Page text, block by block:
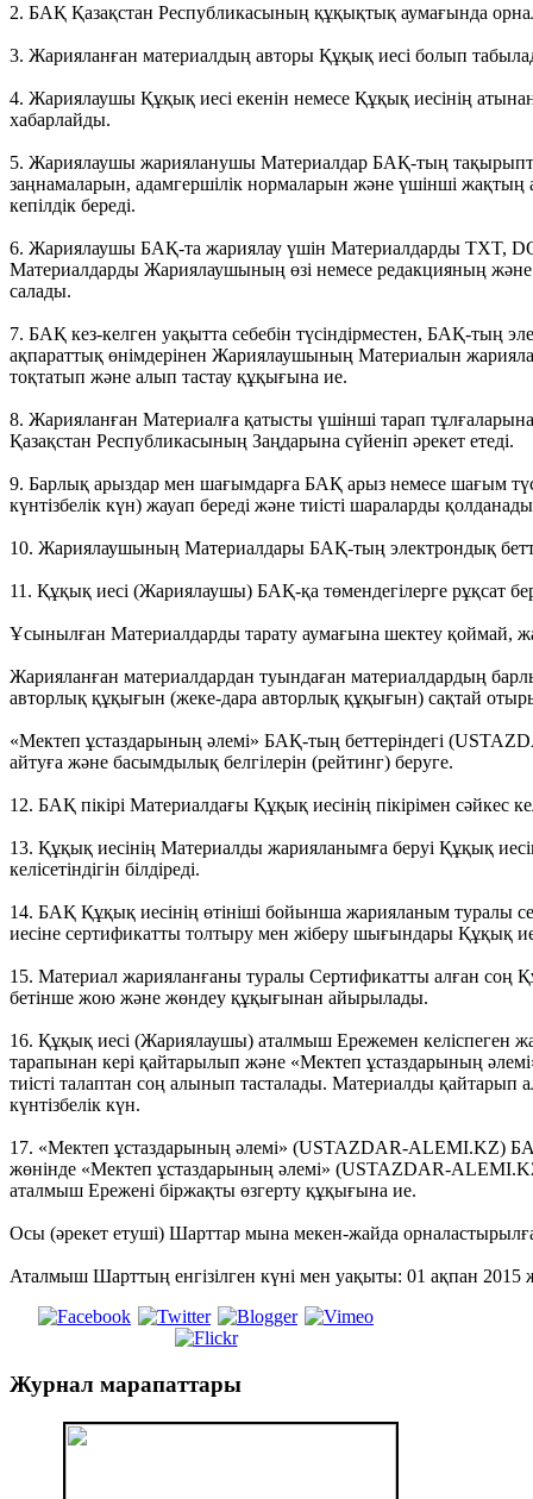
2. БАҚ Қазақстан Республикасының құқықтық аумағында
3. Жарияланған материалдың авторы Құқық иесі болып
4. Жариялаушы Құқық иесі екенін немесе Құқық иесінің
хабарлайды.
5. Жариялаушы жарияланушы Материалдар БАҚ-тың
заңнамаларын, адамгершілік нормаларын және үшінші
кепілдік береді.
6. Жариялаушы БАҚ-та жариялау үшін Материалдарды TXT,
Материалдарды Жариялаушының өзі немесе редакцияның
салады.
7. БАҚ кез-келген уақытта себебін түсіндірместен, БАҚ-тың
ақпараттық өнімдерінен Жариялаушының Материалын
тоқтатып және алып тастау құқығына ие.
8. Жарияланған Материалға қатысты үшінші тарап
Қазақстан Республикасының Заңдарына сүйеніп әрекет етеді.
9. Барлық арыздар мен шағымдарға БАҚ арыз немесе шағым
күнтізбелік күн) жауап береді және тиісті шараларды
10. Жариялаушының Материалдары БАҚ-тың электрондық
11. Құқық иесі (Жариялаушы) БАҚ-қа төмендегілерге рұқсат
Ұсынылған Материалдарды тарату аумағына шектеу қоймай,
Жарияланған материалдардан туындаған материалдардың
авторлық құқығын (жеке-дара авторлық құқығын) сақтай
«Мектеп ұстаздарының әлемі» БАҚ-тың беттеріндегі
айтуға және басымдылық белгілерін (рейтинг) беруге.
12. БАҚ пікірі Материалдағы Құқық иесінің пікірімен сәйкес
13. Құқық иесінің Материалды жарияланымға беруі Құқық
келісетіндігін білдіреді.
14. БАҚ Құқық иесінің өтініші бойынша жарияланым туралы
иесіне сертификатты толтыру мен жіберу шығындары Құқық
15. Материал жарияланғаны туралы Сертификатты алған соң
бетінше жою және жөндеу құқығынан айырылады.
16. Құқық иесі (Жариялаушы) аталмыш Ережемен келіспеген
тарапынан кері қайтарылып және «Мектеп ұстаздарының
тиісті талаптан соң алынып тасталады. Материалды қайтарып
күнтізбелік күн.
17. «Мектеп ұстаздарының әлемі» (USTAZDAR-ALEMI.KZ)
жөнінде «Мектеп ұстаздарының әлемі» (USTAZDAR-
аталмыш Ережені біржақты өзгерту құқығына ие.
Осы (әрекет етуші) Шарттар мына мекен-жайда
Аталмыш Шарттың енгізілген күні мен уақыты: 01 ақпан
Журнал марапаттары